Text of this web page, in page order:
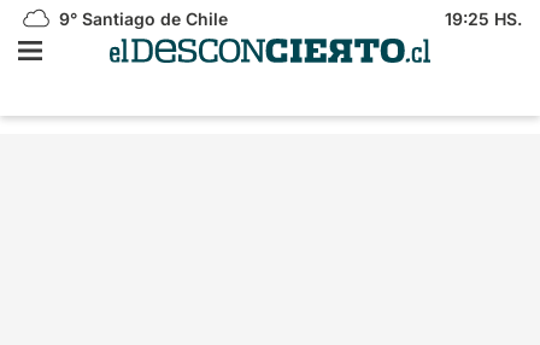
9° Santiago de Chile 19:25 HS.